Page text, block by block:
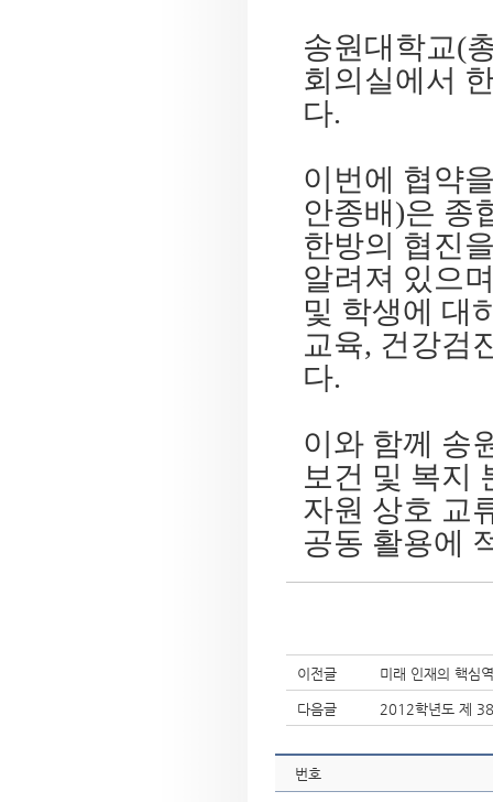
송원대학교(
회의실에서
다.
이번에 협약
안종배)은 종
한방의 협진
알려져 있으
및 학생에 대
교육, 건강검
다.
이와 함께 송
보건 및 복지
자원 상호 교
공동 활용에
이전글 미래 인재의 핵심
다음글 2012학년도 제
번호